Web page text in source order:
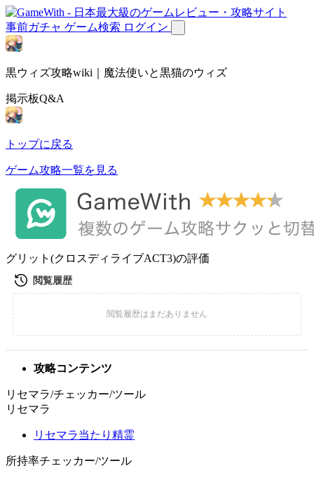
事前ガチャ ゲーム検索 ログイン
黒ウィズ攻略wiki｜魔法使いと黒猫のウィズ
掲示板Q&A
トップに戻る
ゲーム攻略一覧を見る
グリット(クロスディライブACT3)の評価
攻略コンテンツ
リセマラ/チェッカー/ツール
リセマラ
リセマラ当たり精霊
所持率チェッカー/ツール